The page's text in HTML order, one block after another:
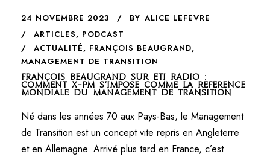
24 NOVEMBRE 2023 BY ALICE LEFEVRE
ARTICLES, PODCAST
ACTUALITÉ, FRANÇOIS BEAUGRAND,
MANAGEMENT DE TRANSITION
François Beaugrand sur ETI Radio :
Comment X-PM s’impose comme la référence
mondiale du management de transition
Né dans les années 70 aux Pays-Bas, le Management
de Transition est un concept vite repris en Angleterre
et en Allemagne. Arrivé plus tard en France, c’est